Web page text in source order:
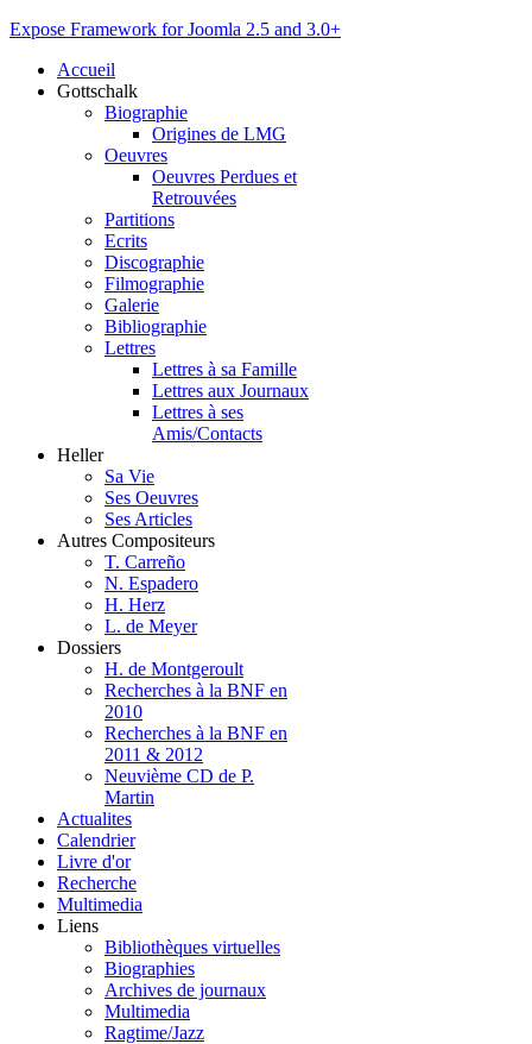
Expose Framework for Joomla 2.5 and 3.0+
Accueil
Gottschalk
Biographie
Origines de LMG
Oeuvres
Oeuvres Perdues et
Retrouvées
Partitions
Ecrits
Discographie
Filmographie
Galerie
Bibliographie
Lettres
Lettres à sa Famille
Lettres aux Journaux
Lettres à ses
Amis/Contacts
Heller
Sa Vie
Ses Oeuvres
Ses Articles
Autres Compositeurs
T. Carreño
N. Espadero
H. Herz
L. de Meyer
Dossiers
H. de Montgeroult
Recherches à la BNF en
2010
Recherches à la BNF en
2011 & 2012
Neuvième CD de P.
Martin
Actualites
Calendrier
Livre d'or
Recherche
Multimedia
Liens
Bibliothèques virtuelles
Biographies
Archives de journaux
Multimedia
Ragtime/Jazz